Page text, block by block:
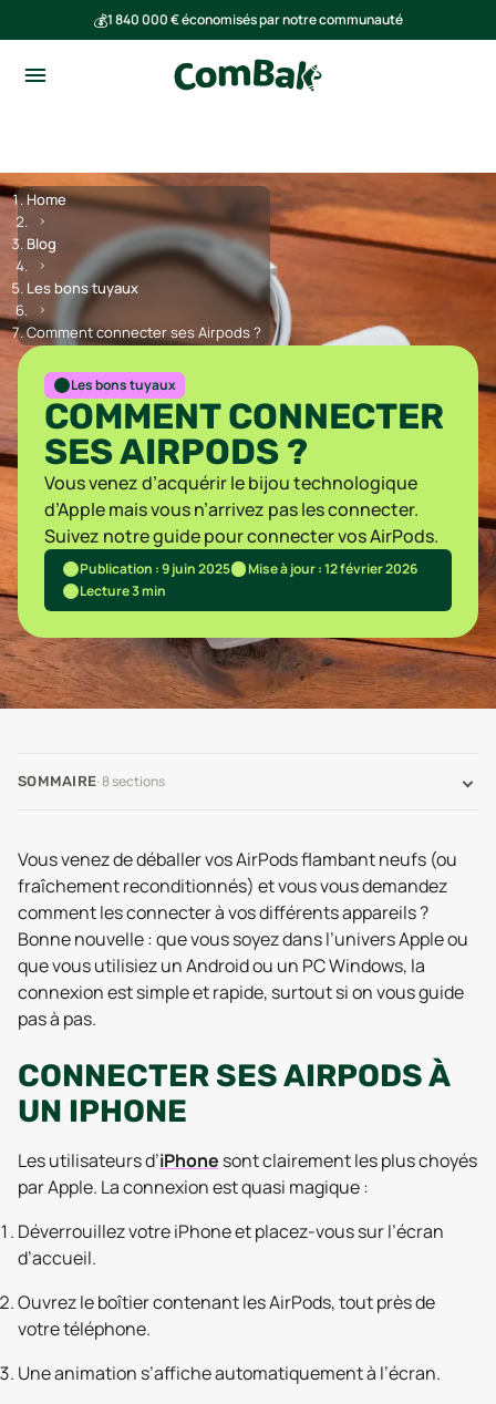
💰1 840 000 € économisés par notre communauté
Home
Blog
Les bons tuyaux
Comment connecter ses Airpods ?
Les bons tuyaux
COMMENT CONNECTER
SES AIRPODS ?
Vous venez d’acquérir le bijou technologique
d’Apple mais vous n’arrivez pas les connecter.
Suivez notre guide pour connecter vos AirPods.
Publication : 9 juin 2025
Mise à jour : 12 février 2026
Lecture 3 min
SOMMAIRE·8sections
Vous venez de déballer vos AirPods flambant neufs (ou
fraîchement reconditionnés) et vous vous demandez
comment les connecter à vos différents appareils ?
Bonne nouvelle : que vous soyez dans l’univers Apple ou
que vous utilisiez un Android ou un PC Windows, la
connexion est simple et rapide, surtout si on vous guide
pas à pas.
CONNECTER SES AIRPODS À
UN IPHONE
Les utilisateurs d’iPhone sont clairement les plus choyés
par Apple. La connexion est quasi magique :
Déverrouillez votre iPhone et placez-vous sur l’écran
d’accueil.
Ouvrez le boîtier contenant les AirPods, tout près de
votre téléphone.
Une animation s’affiche automatiquement à l’écran.